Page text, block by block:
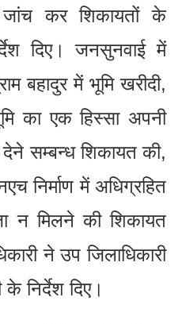
जांच कर शिकायतों के
दिए। जनसुनवाई में
बहादुर में भूमि खरीदी,
का एक हिस्सा अपनी
सम्बन्ध शिकायत की,
निर्माण में अधिग्रहित
न मिलने की शिकायत
ने उप जिलाधिकारी
के निर्देश दिए।